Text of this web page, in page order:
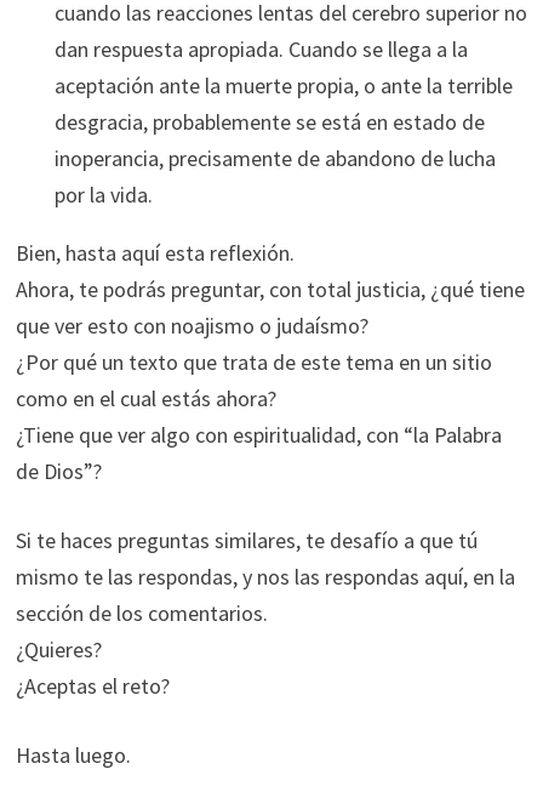
cuando las reacciones lentas del cerebro superior no
dan respuesta apropiada. Cuando se llega a la
aceptación ante la muerte propia, o ante la terrible
desgracia, probablemente se está en estado de
inoperancia, precisamente de abandono de lucha
por la vida.
Bien, hasta aquí esta reflexión.
Ahora, te podrás preguntar, con total justicia, ¿qué tiene
que ver esto con noajismo o judaísmo?
¿Por qué un texto que trata de este tema en un sitio
como en el cual estás ahora?
¿Tiene que ver algo con espiritualidad, con “la Palabra
de Dios”?
Si te haces preguntas similares, te desafío a que tú
mismo te las respondas, y nos las respondas aquí, en la
sección de los comentarios.
¿Quieres?
¿Aceptas el reto?
Hasta luego.